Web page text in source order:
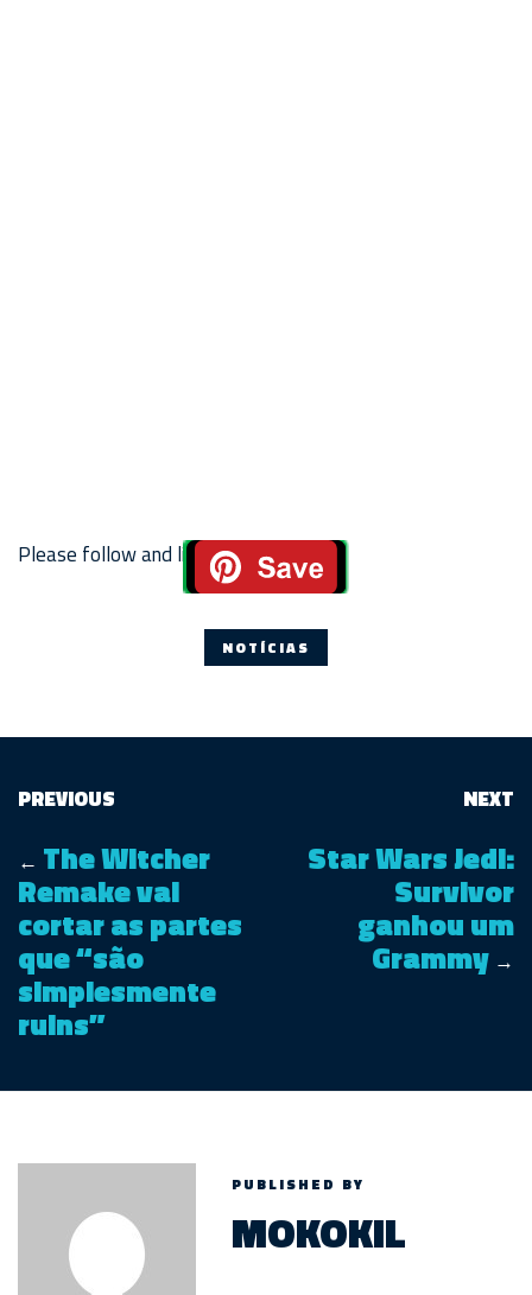
Please follow and like us:
NOTÍCIAS
PREVIOUS
← The Witcher
Remake vai
cortar as partes
que “são
simplesmente
ruins”
NEXT
Star Wars Jedi:
Survivor
ganhou um
Grammy →
PUBLISHED BY
MOKOKIL